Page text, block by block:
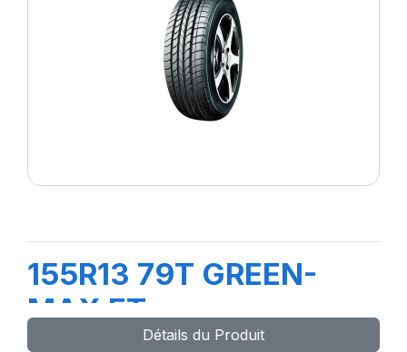
155R13 79T GREEN-
MAX ET
Détails du Produit